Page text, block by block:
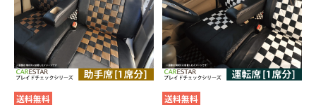
送料無料 送料無料